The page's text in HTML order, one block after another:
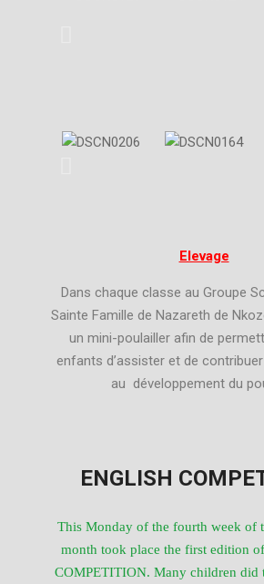
Elevage
Dans chaque classe au Groupe
Sainte Famille de Nazareth de
un mini-poulailler afin de
enfants d’assister et de
au développement du
ENGLISH
This Monday of the fourth week of
month took place the first edition
COMPETITION. Many children did